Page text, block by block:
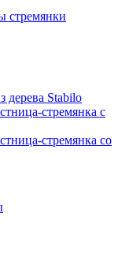
стремянки
дерева Stabilo
стремянка с
стремянка со